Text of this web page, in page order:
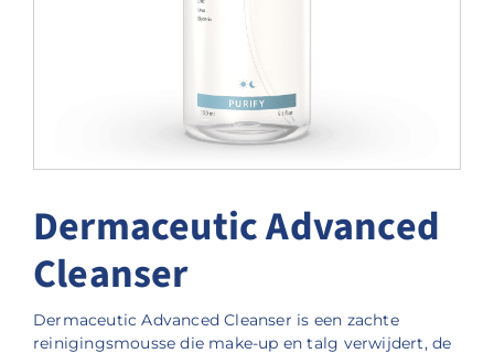
Dermaceutic Advanced
Cleanser
Dermaceutic Advanced Cleanser is een zachte
reinigingsmousse die make-up en talg verwijdert, de